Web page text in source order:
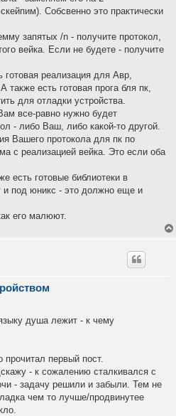
Собсвенно это практически
запятых /n - получите протокол,
вейка. Если не будете - получите
готовая реализация для Авр,
также есть готовая прога бля пк,
для отладки устройства.
все-равно нужно будет
- либо Ваш, либо какой-то другой.
Вашего протокола для пк по
с реализацией вейка. Это если оба
есть готовые библиотеки в
и под юникс - это должно еще и
его малюют.
душа лежит - к чему
первый пост.
- к сожалению сталкивался с
- задачу решили и забыли. Тем не
чем то лучше/продвинутее